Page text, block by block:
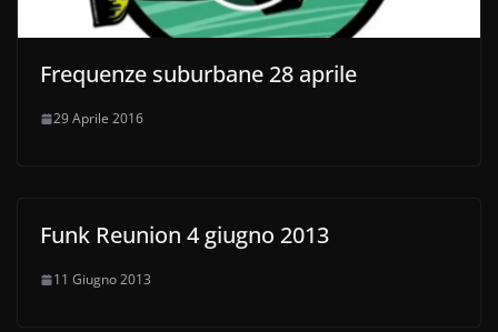
Frequenze suburbane 28 aprile
29 Aprile 2016
Funk Reunion 4 giugno 2013
11 Giugno 2013